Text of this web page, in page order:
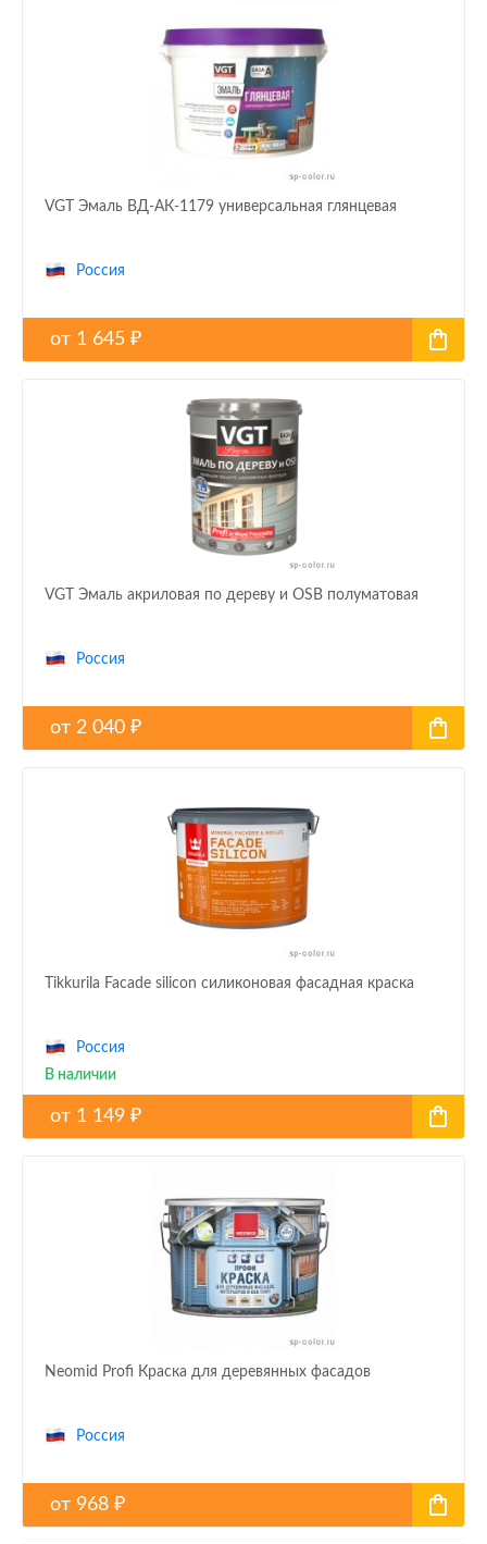
VGT Эмаль ВД-АК-1179 универсальная глянцевая
Россия
от 1 645 ₽
VGT Эмаль акриловая по дереву и OSB полуматовая
Россия
от 2 040 ₽
Tikkurila Facade silicon силиконовая фасадная краска
Россия
В наличии
от 1 149 ₽
Neomid Profi Краска для деревянных фасадов
Россия
от 968 ₽